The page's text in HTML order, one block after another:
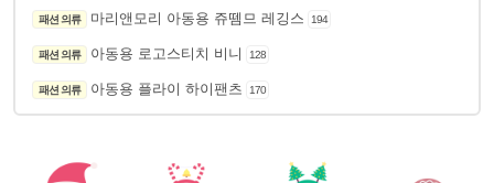
패션 의류 마리앤모리 아동용 쥬뗌므 레깅스 194
패션 의류 아동용 로고스티치 비니 128
패션 의류 아동용 플라이 하이팬츠 170